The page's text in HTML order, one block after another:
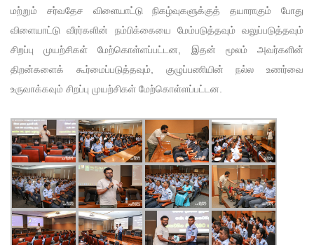
மற்றும் சர்வதேச விளையாட்டு நிகழ்வுகளுக்குத் தயாராகும் போது
விளையாட்டு வீரர்களின் நம்பிக்கையை மேம்படுத்தவும் வலுப்படுத்தவும்
சிறப்பு முயற்சிகள் மேற்கொள்ளப்பட்டன, இதன் மூலம் அவர்களின்
திறன்களைக் கூர்மைப்படுத்தவும், குழுப்பணியின் நல்ல உணர்வை
உருவாக்கவும் சிறப்பு முயற்சிகள் மேற்கொள்ளப்பட்டன.